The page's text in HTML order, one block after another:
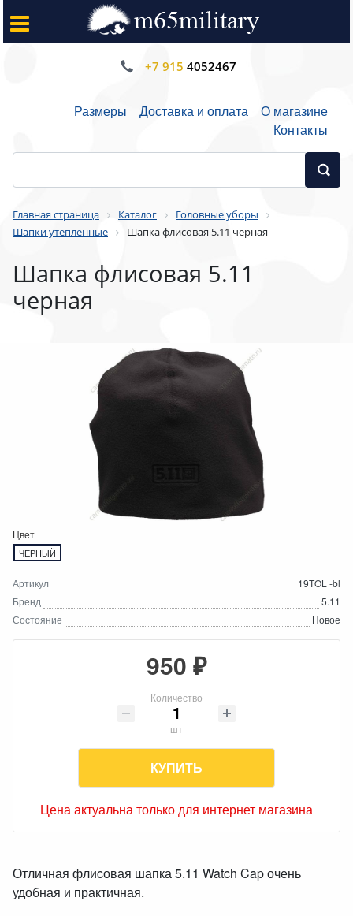
+7 915 4052467
Размеры Доставка и оплата
О магазине
Контакты
Главная страница Каталог
Головные уборы
Шапки утепленные
Шапка флисовая 5.11 черная
Шапка флисовая 5.11
черная
Цвет
ЧЕРНЫЙ
Артикул
19TOL -bl
Бренд
5.11
Состояние
Новое
950 ₽
Количество
шт
КУПИТЬ
Цена актуальна только для интернет магазина
Отличная флиcовая шапка 5.11 Watch Cap очень
удобная и практичная.